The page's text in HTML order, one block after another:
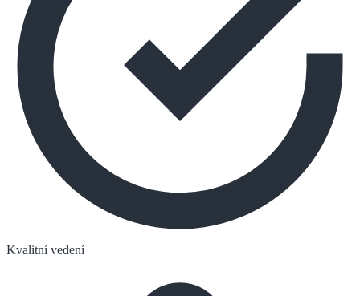
Kvalitní vedení